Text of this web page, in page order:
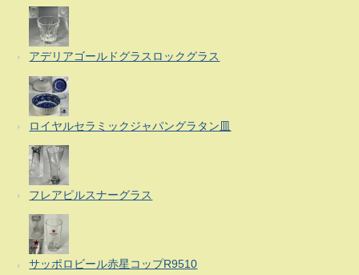
アデリアゴールドグラスロックグラス
ロイヤルセラミックジャパングラタン皿
フレアピルスナーグラス
サッポロビール赤星コップR9510